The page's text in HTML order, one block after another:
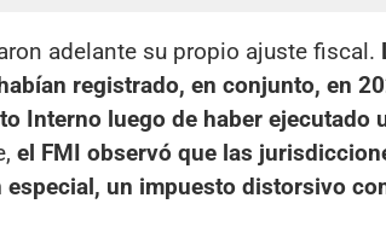
adelante su propio ajuste fiscal.
registrado, en conjunto, en
Interno luego de haber ejecutado
el FMI observó que las
especial, un impuesto distorsivo